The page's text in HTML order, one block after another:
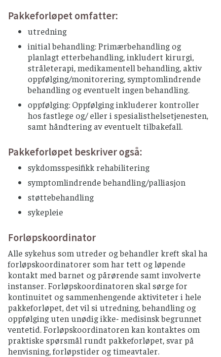
Pakkeforløpet omfatter:
utredning
initial behandling: Primærbehandling og
planlagt etterbehandling, inkludert kirurgi,
stråleterapi, medikamentell behandling, aktiv
oppfølging/monitorering, symptomlindrende
behandling og eventuelt ingen behandling.
oppfølging: Oppfølging inkluderer kontroller
hos fastlege og/ eller i spesialisthelsetjenesten,
samt håndtering av eventuelt tilbakefall.
Pakkeforløpet beskriver også:
sykdomsspesifikk rehabilitering
symptomlindrende behandling/palliasjon
støttebehandling
sykepleie
Forløpskoordinator
Alle sykehus som utreder og behandler kreft skal ha
forløpskoordinatorer som har tett og løpende
kontakt med barnet og pårørende samt involverte
instanser. Forløpskoordinatoren skal sørge for
kontinuitet og sammenhengende aktiviteter i hele
pakkeforløpet, det vil si utredning, behandling og
oppfølging uten unødig ikke- medisinsk begrunnet
ventetid. Forløpskoordinatoren kan kontaktes om
praktiske spørsmål rundt pakkeforløpet, svar på
henvisning, forløpstider og timeavtaler.